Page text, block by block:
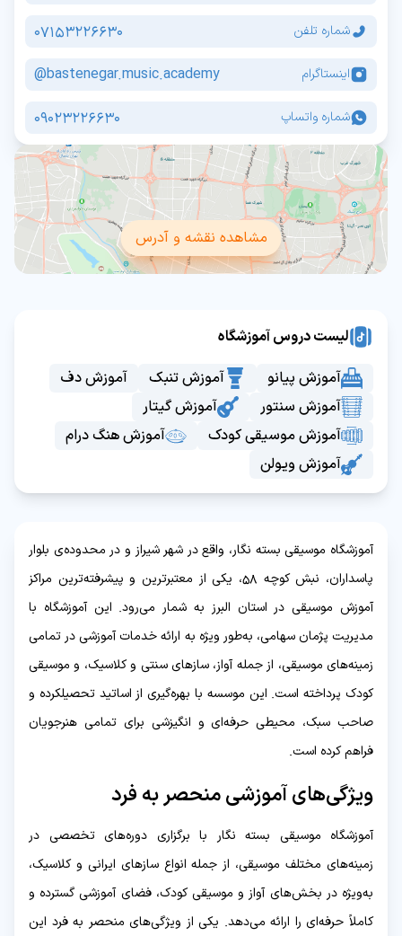
شماره تلفن 07153226630
اینستاگرام bastenegar.music.academy@
شماره واتساپ 09023226630
مشاهده نقشه و آدرس
لیست دروس آموزشگاه
آموزش پیانو
آموزش تنبک
آموزش دف
آموزش سنتور
آموزش گیتار
آموزش موسیقی کودک
آموزش هنگ درام
آموزش ویولن
آموزشگاه موسیقی بسته نگار، واقع در شهر شیراز و در محدوده‌ی بلوار
پاسداران، نبش کوچه ۵۸، یکی از معتبرترین و پیشرفته‌ترین مراکز
آموزش موسیقی در استان البرز به شمار می‌رود. این آموزشگاه با
مدیریت پژمان سهامی، به‌طور ویژه به ارائه خدمات آموزشی در تمامی
زمینه‌های موسیقی، از جمله آواز، سازهای سنتی و کلاسیک، و موسیقی
کودک پرداخته است. این موسسه با بهره‌گیری از اساتید تحصیلکرده و
صاحب سبک، محیطی حرفه‌ای و انگیزشی برای تمامی هنرجویان
فراهم کرده است.
ویژگی‌های آموزشی منحصر به فرد
آموزشگاه موسیقی بسته نگار با برگزاری دوره‌های تخصصی در
زمینه‌های مختلف موسیقی، از جمله انواع سازهای ایرانی و کلاسیک،
به‌ویژه در بخش‌های آواز و موسیقی کودک، فضای آموزشی گسترده و
کاملاً حرفه‌ای را ارائه می‌دهد. یکی از ویژگی‌های منحصر به فرد این